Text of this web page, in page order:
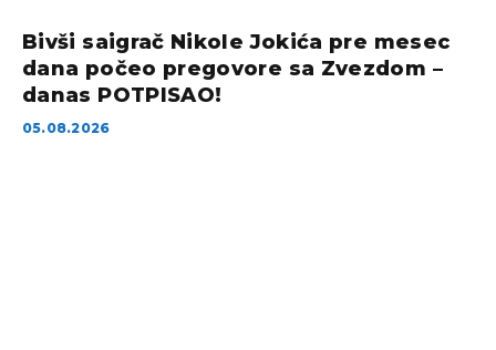
Bivši saigrač Nikole Jokića pre mesec
dana počeo pregovore sa Zvezdom –
danas POTPISAO!
05.08.2026